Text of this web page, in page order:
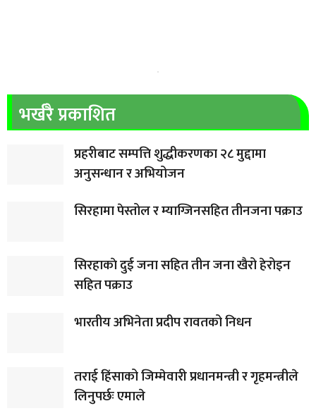
भर्खरै प्रकाशित
प्रहरीबाट सम्पत्ति शुद्धीकरणका २८ मुद्दामा
अनुसन्धान र अभियोजन
सिरहामा पेस्तोल र म्याग्जिनसहित तीनजना पक्राउ
सिरहाकाे दुई जना सहित तीन जना खैरो हेरोइन
सहित पक्राउ
भारतीय अभिनेता प्रदीप रावतको निधन
तराई हिंसाको जिम्मेवारी प्रधानमन्त्री र गृहमन्त्रीले
लिनुपर्छः एमाले